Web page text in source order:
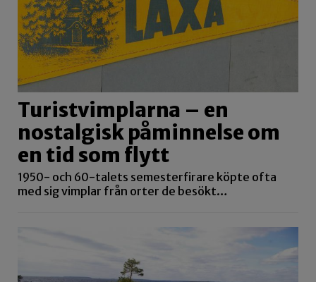
Turistvimplarna – en
nostalgisk påminnelse om
en tid som flytt
1950- och 60-talets semesterfirare köpte ofta
med sig vimplar från orter de besökt…